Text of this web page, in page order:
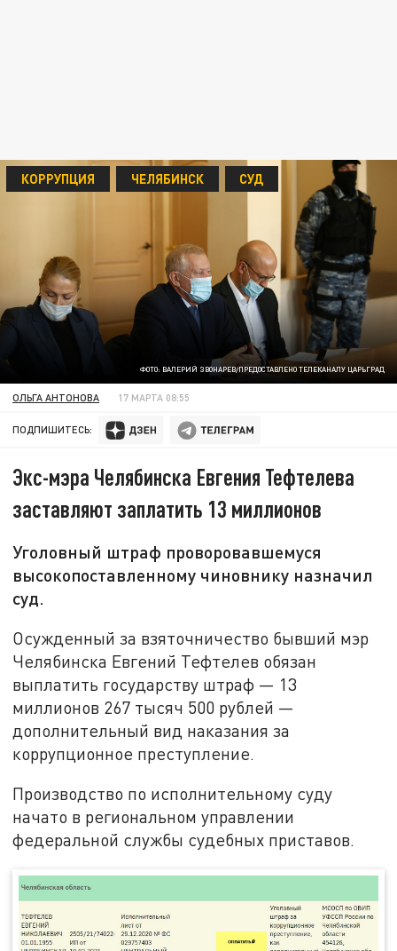
ФОТО: ВАЛЕРИЙ ЗВОНАРЕВ/ПРЕДОСТАВЛЕНО ТЕЛЕКАНАЛУ ЦАРЬГРАД
КОРРУПЦИЯ ЧЕЛЯБИНСК СУД
ОЛЬГА АНТОНОВА 17 МАРТА 08:55
ПОДПИШИТЕСЬ:
Экс-мэра Челябинска Евгения Тефтелева
заставляют заплатить 13 миллионов
Уголовный штраф проворовавшемуся
высокопоставленному чиновнику назначил
суд.
Осужденный за взяточничество бывший мэр
Челябинска Евгений Тефтелев обязан
выплатить государству штраф — 13
миллионов 267 тысяч 500 рублей —
дополнительный вид наказания за
коррупционное преступление.
Производство по исполнительному суду
начато в региональном управлении
федеральной службы судебных приставов.